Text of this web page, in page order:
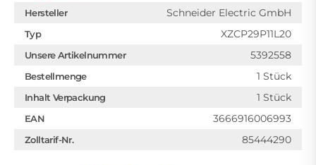
Hersteller Schneider Electric GmbH
Typ XZCP29P11L20
Unsere Artikelnummer 5392558
Bestellmenge 1 Stück
Inhalt Verpackung 1 Stück
EAN 3666916006993
Zolltarif-Nr. 85444290